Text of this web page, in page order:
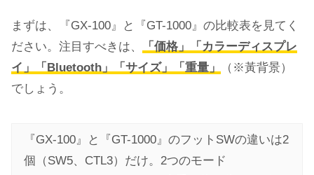
まずは、『GX-100』と『GT-1000』の比較表を見てく
ださい。注目すべきは、
「価格」「カラーディスプレ
イ」「Bluetooth」「サイズ」「重量」
（※黃背景）
でしょう。
『GX-100』と『GT-1000』のフットSWの違いは2
個（SW5、CTL3）だけ。2つのモード